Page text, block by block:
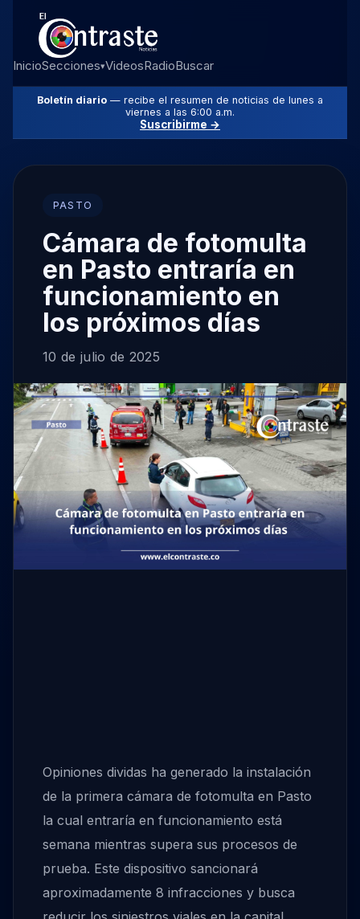
InicioSecciones▾VideosRadioBuscar
Boletín diario — recibe el resumen de noticias de lunes a
viernes a las 6:00 a.m.
Suscribirme →
PASTO
Cámara de fotomulta
en Pasto entraría en
funcionamiento en
los próximos días
10 de julio de 2025
Opiniones dividas ha generado la instalación
de la primera cámara de fotomulta en Pasto
la cual entraría en funcionamiento está
semana mientras supera sus procesos de
prueba. Este dispositivo sancionará
aproximadamente 8 infracciones y busca